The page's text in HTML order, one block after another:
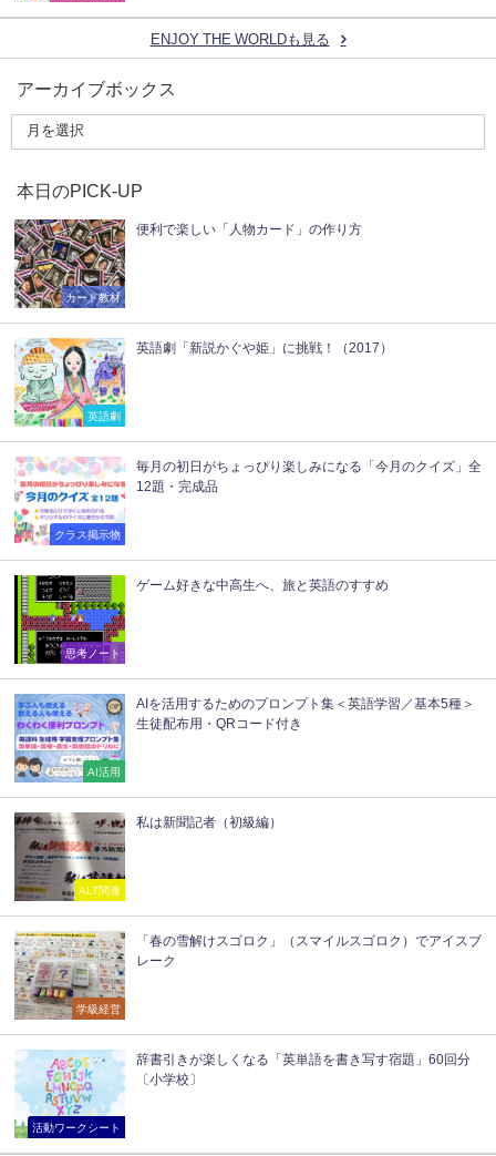
ENJOY THE WORLDも見る
アーカイブボックス
本日のPICK-UP
カード教材
便利で楽しい「人物カード」の作り方
英語劇
英語劇「新説かぐや姫」に挑戦！（2017）
クラス掲示物
毎月の初日がちょっぴり楽しみになる「今月のクイズ」全
12題・完成品
思考ノート
ゲーム好きな中高生へ、旅と英語のすすめ
AI活用
AIを活用するためのプロンプト集＜英語学習／基本5種＞
生徒配布用・QRコード付き
ALT関連
私は新聞記者（初級編）
学級経営
「春の雪解けスゴロク」（スマイルスゴロク）でアイスブ
レーク
活動ワークシート
辞書引きが楽しくなる「英単語を書き写す宿題」60回分
〔小学校〕